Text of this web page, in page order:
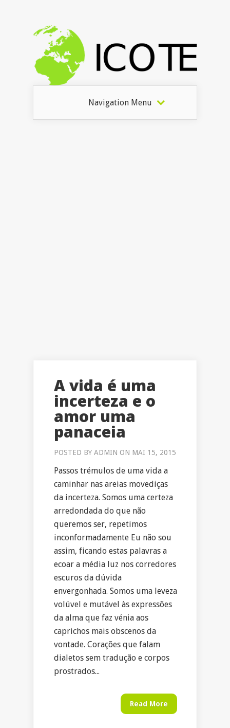
Navigation Menu
A vida é uma
incerteza e o
amor uma
panaceia
POSTED BY ADMIN ON MAI 15, 2015
Passos trémulos de uma vida a
caminhar nas areias movediças
da incerteza. Somos uma certeza
arredondada do que não
queremos ser, repetimos
inconformadamente Eu não sou
assim, ficando estas palavras a
ecoar a média luz nos corredores
escuros da dúvida
envergonhada. Somos uma leveza
volúvel e mutável às expressões
da alma que faz vénia aos
caprichos mais obscenos da
vontade. Corações que falam
dialetos sem tradução e corpos
prostrados...
Read More